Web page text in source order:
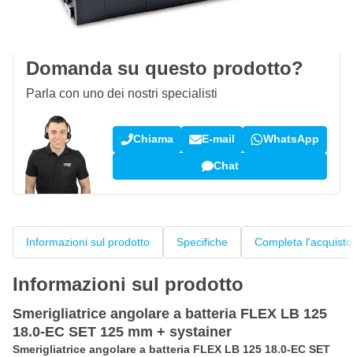
100 giorni
per resi & cambi
Recensioni dei clienti:
Domanda su questo prodotto?
Parla con uno dei nostri specialisti
Chiama E-mail WhatsApp
Chat
Informazioni sul prodotto Specifiche Completa l'acquisto
Informazioni sul prodotto
Smerigliatrice angolare a batteria FLEX LB 125
18.0-EC SET 125 mm + systainer
Smerigliatrice angolare a batteria FLEX LB 125 18.0-EC SET